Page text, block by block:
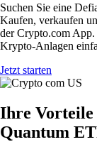
Suchen Sie eine
Kaufen, verkaufen
der Crypto.com
Krypto-Anlagen
Jetzt starten
Ihre Vorteile
Quantum